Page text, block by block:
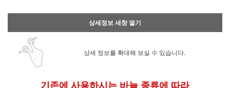
상세정보 새창 열기
상세 정보를 확대해 보실 수 있습니다.
기존에 사용하시는 바늘 종류에 따라